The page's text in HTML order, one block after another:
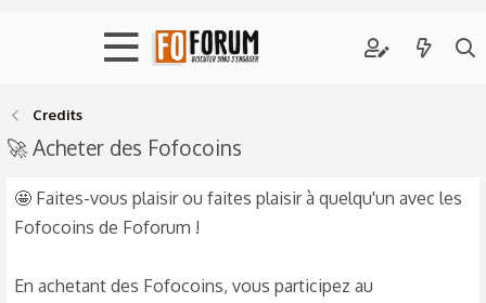
Credits
🚀 Acheter des Fofocoins
🤩 Faites-vous plaisir ou faites plaisir à quelqu'un avec les
Fofocoins de Foforum !
En achetant des Fofocoins, vous participez au